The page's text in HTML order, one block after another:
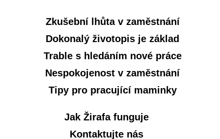
Zkušební lhůta v zaměstnání
Dokonalý životopis je základ
Trable s hledáním nové práce
Nespokojenost v zaměstnání
Tipy pro pracující maminky
Jak Žirafa funguje
Kontaktujte nás